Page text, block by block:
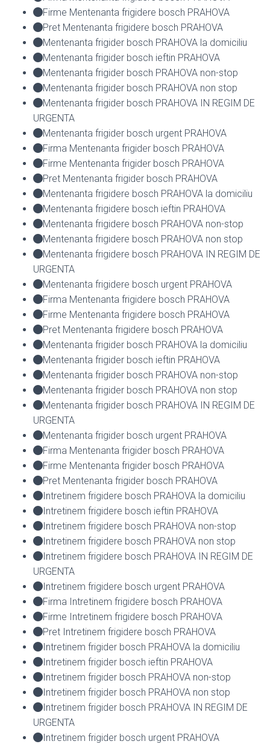
Firme Mentenanta frigidere bosch PRAHOVA
Pret Mentenanta frigidere bosch PRAHOVA
Mentenanta frigider bosch PRAHOVA la domiciliu
Mentenanta frigider bosch ieftin PRAHOVA
Mentenanta frigider bosch PRAHOVA non-stop
Mentenanta frigider bosch PRAHOVA non stop
Mentenanta frigider bosch PRAHOVA IN REGIM DE
URGENTA
Mentenanta frigider bosch urgent PRAHOVA
Firma Mentenanta frigider bosch PRAHOVA
Firme Mentenanta frigider bosch PRAHOVA
Pret Mentenanta frigider bosch PRAHOVA
Mentenanta frigidere bosch PRAHOVA la domiciliu
Mentenanta frigidere bosch ieftin PRAHOVA
Mentenanta frigidere bosch PRAHOVA non-stop
Mentenanta frigidere bosch PRAHOVA non stop
Mentenanta frigidere bosch PRAHOVA IN REGIM DE
URGENTA
Mentenanta frigidere bosch urgent PRAHOVA
Firma Mentenanta frigidere bosch PRAHOVA
Firme Mentenanta frigidere bosch PRAHOVA
Pret Mentenanta frigidere bosch PRAHOVA
Mentenanta frigider bosch PRAHOVA la domiciliu
Mentenanta frigider bosch ieftin PRAHOVA
Mentenanta frigider bosch PRAHOVA non-stop
Mentenanta frigider bosch PRAHOVA non stop
Mentenanta frigider bosch PRAHOVA IN REGIM DE
URGENTA
Mentenanta frigider bosch urgent PRAHOVA
Firma Mentenanta frigider bosch PRAHOVA
Firme Mentenanta frigider bosch PRAHOVA
Pret Mentenanta frigider bosch PRAHOVA
Intretinem frigidere bosch PRAHOVA la domiciliu
Intretinem frigidere bosch ieftin PRAHOVA
Intretinem frigidere bosch PRAHOVA non-stop
Intretinem frigidere bosch PRAHOVA non stop
Intretinem frigidere bosch PRAHOVA IN REGIM DE
URGENTA
Intretinem frigidere bosch urgent PRAHOVA
Firma Intretinem frigidere bosch PRAHOVA
Firme Intretinem frigidere bosch PRAHOVA
Pret Intretinem frigidere bosch PRAHOVA
Intretinem frigider bosch PRAHOVA la domiciliu
Intretinem frigider bosch ieftin PRAHOVA
Intretinem frigider bosch PRAHOVA non-stop
Intretinem frigider bosch PRAHOVA non stop
Intretinem frigider bosch PRAHOVA IN REGIM DE
URGENTA
Intretinem frigider bosch urgent PRAHOVA